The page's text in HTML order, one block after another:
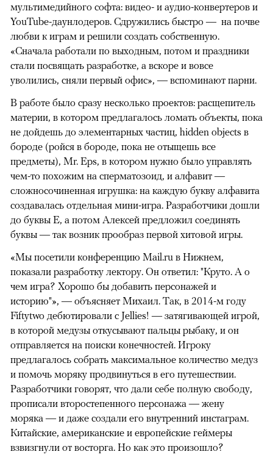
мультимедийного софта: видео- и аудио-конвертеров и
YouTube-даунлодеров. Сдружились быстро — на почве
любви к играм и решили создать собственную.
«Сначала работали по выходным, потом и праздники
стали посвящать разработке, а вскоре и вовсе
уволились, сняли первый офис», — вспоминают парни.
В работе было сразу несколько проектов: расщепитель
материи, в котором предлагалось ломать объекты, пока
не дойдешь до элементарных частиц, hidden objects в
бороде (ройся в бороде, пока не отыщешь все
предметы), Mr. Eps, в котором нужно было управлять
чем-то похожим на сперматозоид, и алфавит —
сложносочиненная игрушка: на каждую букву алфавита
создавалась отдельная мини-игра. Разработчики дошли
до буквы E, а потом Алексей предложил соединять
буквы — так возник прообраз первой хитовой игры.
«Мы посетили конференцию Mail.ru в Нижнем,
показали разработку лектору. Он ответил: "Круто. А о
чем игра? Хорошо бы добавить персонажей и
историю"», — объясняет Михаил. Так, в 2014-м году
Fiftytwo дебютировали с Jellies! — затягивающей игрой,
в которой медузы откусывают пальцы рыбаку, и он
отправляется на поиски конечностей. Игроку
предлагалось собрать максимальное количество медуз
и помочь моряку продвинуться в его путешествии.
Разработчики говорят, что дали себе полную свободу,
прописали второстепенного персонажа — жену
моряка — и даже создали его внутренний инстаграм.
Китайские, американские и европейские геймеры
взвизгнули от восторга. Но как это произошло?